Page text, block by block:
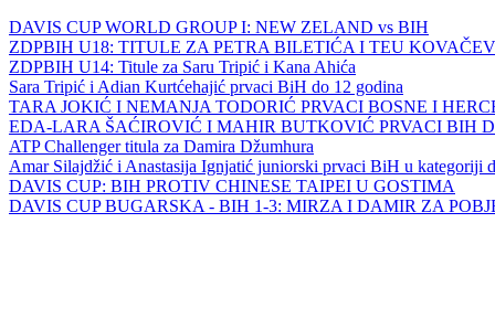
DAVIS CUP WORLD GROUP I: NEW ZELAND vs BIH
ZDPBIH U18: TITULE ZA PETRA BILETIĆA I TEU
ZDPBIH U14: Titule za Saru Tripić i Kana Ahića
Sara Tripić i Adian Kurtćehajić prvaci BiH do 12 godina
TARA JOKIĆ I NEMANJA TODORIĆ PRVACI BOSNE I
EDA-LARA ŠAĆIROVIĆ I MAHIR BUTKOVIĆ PRVACI BIH
ATP Challenger titula za Damira Džumhura
Amar Silajdžić i Anastasija Ignjatić juniorski prvaci BiH u kategoriji
DAVIS CUP: BIH PROTIV CHINESE TAIPEI U GOSTIMA
DAVIS CUP BUGARSKA - BIH 1-3: MIRZA I DAMIR ZA